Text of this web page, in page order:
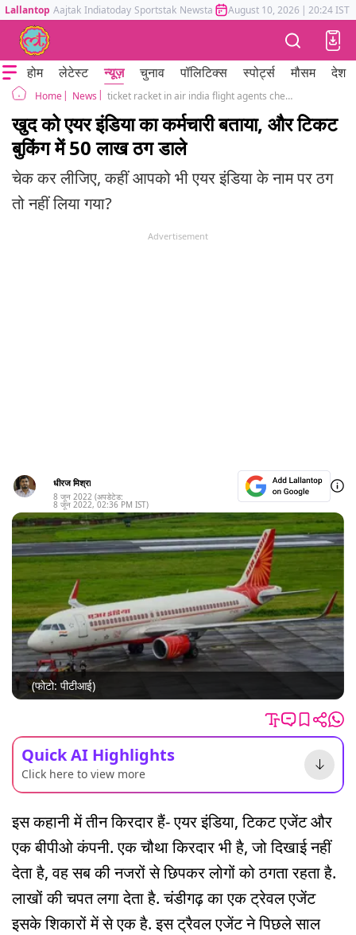
Lallantop Aajtak Indiatoday Sportstak Newstak Mumbai Tak Astrotak
August 10, 2026 | 20:24 IST
होम लेटेस्ट न्यूज़ चुनाव पॉलिटिक्स स्पोर्ट्स मौसम देश
Home News ticket racket in air india flight agents cheated in the name of discounted tickets
खुद को एयर इंडिया का कर्मचारी बताया, और टिकट
बुकिंग में 50 लाख ठग डाले
चेक कर लीजिए, कहीं आपको भी एयर इंडिया के नाम पर ठग
तो नहीं लिया गया?
Advertisement
धीरज मिश्रा
8 जून 2022 (अपडेटेड:
8 जून 2022, 02:36 PM IST)
(फोटो: पीटीआई)
Quick AI Highlights
Click here to view more
इस कहानी में तीन किरदार हैं- एयर इंडिया, टिकट एजेंट और
एक बीपीओ कंपनी. एक चौथा किरदार भी है, जो दिखाई नहीं
देता है, वह सब की नजरों से छिपकर लोगों को ठगता रहता है.
लाखों की चपत लगा देता है. चंडीगढ़ का एक ट्रेवल एजेंट
इसके शिकारों में से एक है. इस ट्रैवल एजेंट ने पिछले साल